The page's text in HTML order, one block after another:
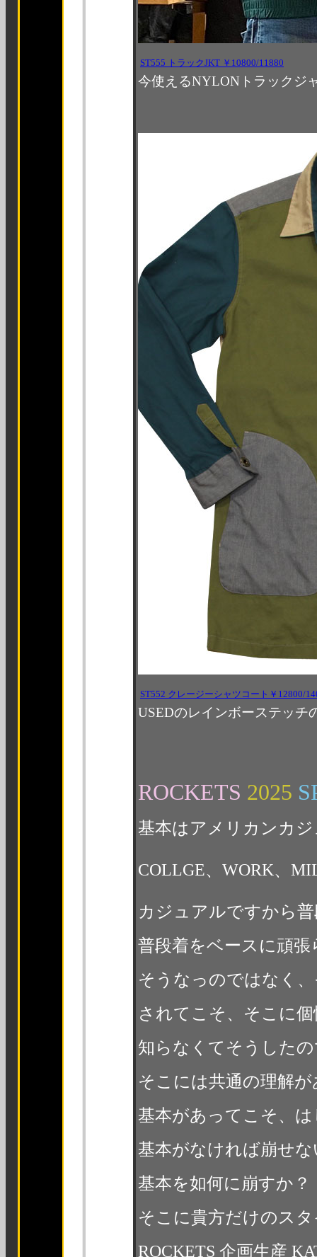
ST555 トラックJKT ￥10800/11880
今使えるNYLONトラックジ
ST552 クレージーシャツコート￥12800/
USEDのレインボーステッチ
ROCKETS 2025
基本はアメリカンカ
COLLGE、WORK、
カジュアルですから
普段着をベースに頑
そうなっのではなく
されてこそ、そこに
知らなくてそうした
そこには共通の理解
基本があってこそ、
基本がなければ崩せ
基本を如何に崩すか？
そこに貴方だけのス
ROCKETS 企画生産